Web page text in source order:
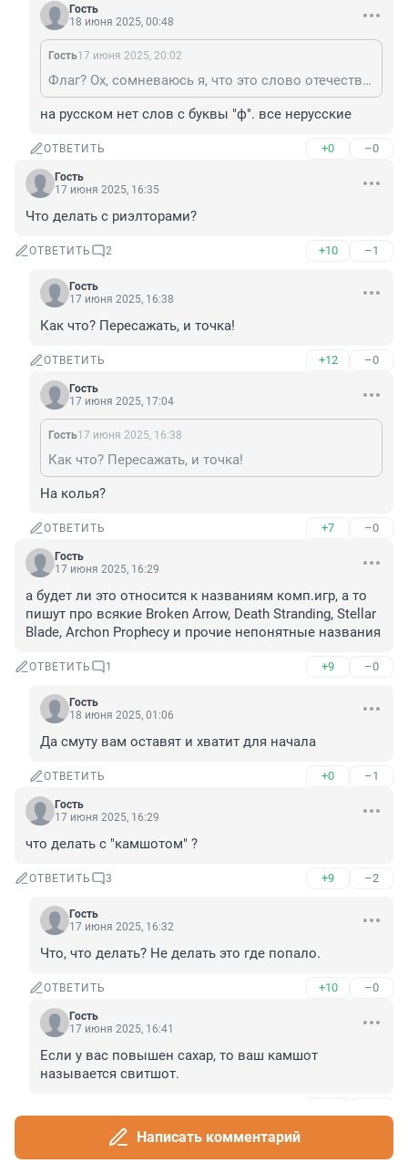
Гость
18 июня 2025, 00:48
Гость17 июня 2025, 20:02
Флаг? Ох, сомневаюсь я, что это слово отечественного происхождения :)
на русском нет слов с буквы "ф". все нерусские
ОТВЕТИТЬ +0 –0
Гость
17 июня 2025, 16:35
Что делать с риэлторами?
ОТВЕТИТЬ 2 +10 –1
Гость
17 июня 2025, 16:38
Как что? Пересажать, и точка!
ОТВЕТИТЬ +12 –0
Гость
17 июня 2025, 17:04
Гость17 июня 2025, 16:38
Как что? Пересажать, и точка!
На колья?
ОТВЕТИТЬ +7 –0
Гость
17 июня 2025, 16:29
а будет ли это относится к названиям комп.игр, а то
пишут про всякие Broken Arrow, Death Stranding, Stellar
Blade, Archon Prophecy и прочие непонятные названия
ОТВЕТИТЬ 1 +9 –0
Гость
18 июня 2025, 01:06
Да смуту вам оставят и хватит для начала
ОТВЕТИТЬ +0 –1
Гость
17 июня 2025, 16:29
что делать с "камшотом" ?
ОТВЕТИТЬ 3 +9 –2
Гость
17 июня 2025, 16:32
Что, что делать? Не делать это где попало.
ОТВЕТИТЬ +10 –0
Гость
17 июня 2025, 16:41
Если у вас повышен сахар, то ваш камшот
называется свитшот.
18 июня 2025, 01:08
Написать комментарий